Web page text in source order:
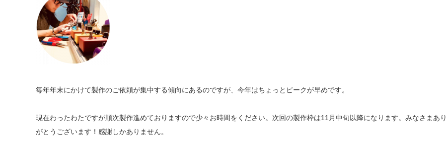
毎年年末にかけて製作のご依頼が集中する傾向にあるのですが、今年はちょっとピークが早めです。
現在わったわたですが順次製作進めておりますので少々お時間をください。次回の製作枠は11月中旬以降になります。みなさまあり
がとうございます！感謝しかありません。